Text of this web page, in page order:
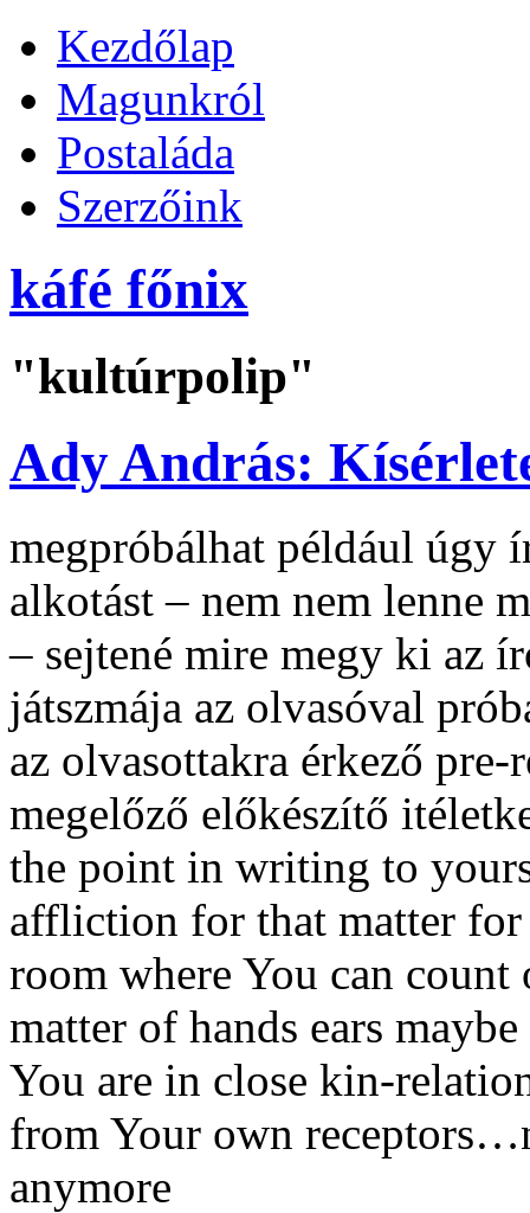
Kezdőlap
Magunkról
Postaláda
Szerzőink
káfé főnix
"kultúrpolip"
Ady András:
megpróbálhat például úgy
alkotást – nem nem lenne
– sejtené mire megy ki az
játszmája az olvasóval
az olvasottakra érkező
megelőző előkészítő
the point in writing to
affliction for that matter
room where You can
matter of hands ears
You are in close kin-
from Your own
anymore